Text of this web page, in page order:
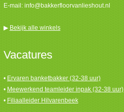
E-mail: info@bakkerfloorvanlieshout.nl
▶ Bekijk alle winkels
Vacatures
• Ervaren banketbakker (32-38 uur)
• Meewerkend teamleider inpak (32-38 uur)
• Filiaalleider Hilvarenbeek